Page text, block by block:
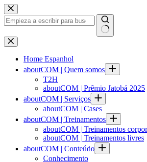
Saltar
al
contenido
Sin
resultados
Home Espanhol
aboutCOM | Quem somos
T2H
aboutCOM | Prêmio Jatobá 2025
aboutCOM | Serviços
aboutCOM | Cases
aboutCOM | Treinamentos
aboutCOM | Treinamentos
aboutCOM | Treinamentos livres
aboutCOM | Conteúdo
Conhecimento